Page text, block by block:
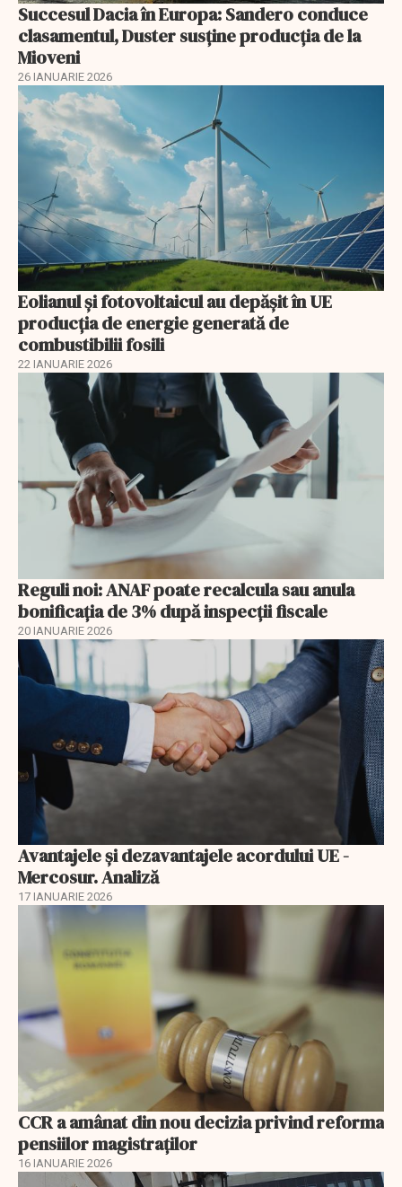
Succesul Dacia în Europa: Sandero conduce
clasamentul, Duster susține producția de la
Mioveni
26 IANUARIE 2026
Eolianul și fotovoltaicul au depășit în UE
producția de energie generată de
combustibilii fosili
22 IANUARIE 2026
Reguli noi: ANAF poate recalcula sau anula
bonificația de 3% după inspecții fiscale
20 IANUARIE 2026
Avantajele şi dezavantajele acordului UE -
Mercosur. Analiză
17 IANUARIE 2026
CCR a amânat din nou decizia privind reforma
pensiilor magistraţilor
16 IANUARIE 2026